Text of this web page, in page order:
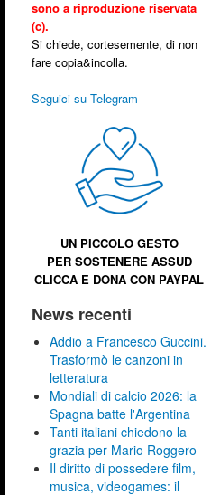
sono a riproduzione riservata
(c).
Si chiede, cortesemente, di non
fare copia&incolla.
Seguici su Telegram
UN PICCOLO GESTO
PER SOSTENERE ASSUD
CLICCA E DONA CON PAYPAL
News recenti
Addio a Francesco Guccini.
Trasformò le canzoni in
letteratura
Mondiali di calcio 2026: la
Spagna batte l'Argentina
Tanti italiani chiedono la
grazia per Mario Roggero
Il diritto di possedere film,
musica, videogames: il